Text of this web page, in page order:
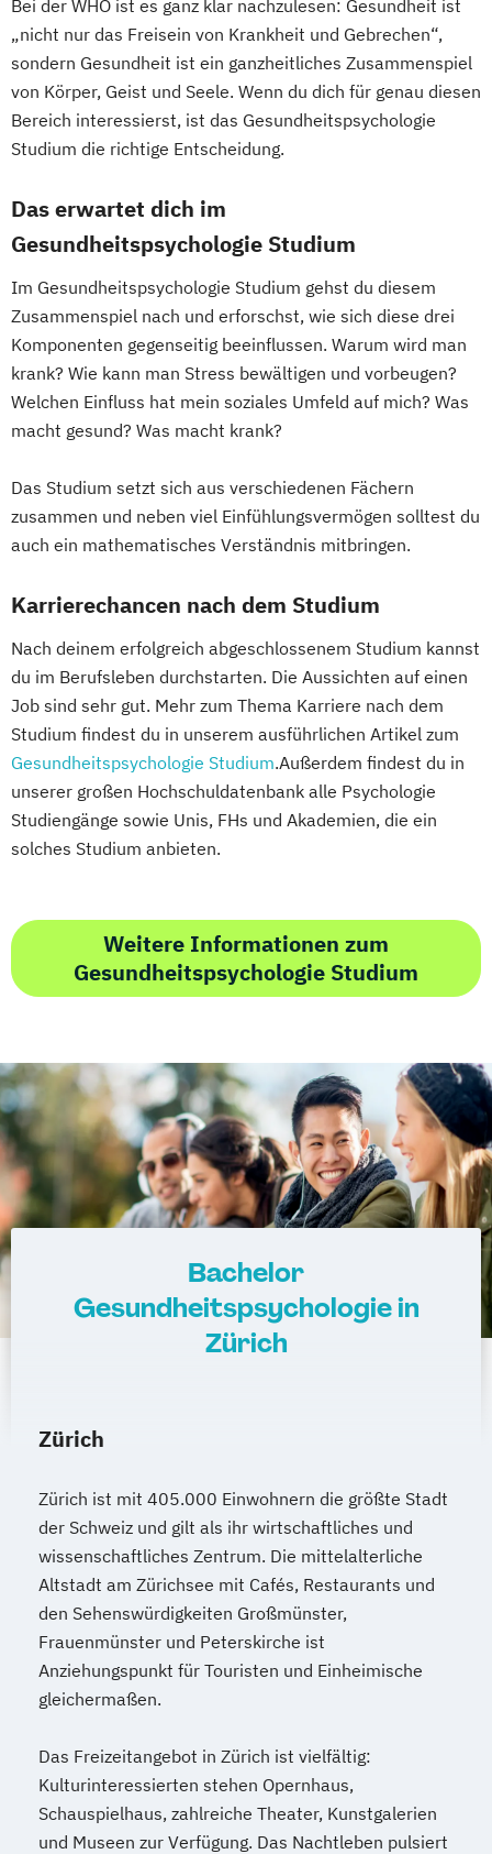
Bei der WHO ist es ganz klar nachzulesen: Gesundheit ist
„nicht nur das Freisein von Krankheit und Gebrechen“,
sondern Gesundheit ist ein ganzheitliches Zusammenspiel
von Körper, Geist und Seele. Wenn du dich für genau diesen
Bereich interessierst, ist das Gesundheitspsychologie
Studium die richtige Entscheidung.
Das erwartet dich im
Gesundheitspsychologie Studium
Im Gesundheitspsychologie Studium gehst du diesem
Zusammenspiel nach und erforschst, wie sich diese drei
Komponenten gegenseitig beeinflussen. Warum wird man
krank? Wie kann man Stress bewältigen und vorbeugen?
Welchen Einfluss hat mein soziales Umfeld auf mich? Was
macht gesund? Was macht krank?
Das Studium setzt sich aus verschiedenen Fächern
zusammen und neben viel Einfühlungsvermögen solltest du
auch ein mathematisches Verständnis mitbringen.
Karrierechancen nach dem Studium
Nach deinem erfolgreich abgeschlossenem Studium kannst
du im Berufsleben durchstarten. Die Aussichten auf einen
Job sind sehr gut. Mehr zum Thema Karriere nach dem
Studium findest du in unserem ausführlichen Artikel zum
Gesundheitspsychologie Studium.Außerdem findest du in
unserer großen Hochschuldatenbank alle Psychologie
Studiengänge sowie Unis, FHs und Akademien, die ein
solches Studium anbieten.
Weitere Informationen zum
Gesundheitspsychologie Studium
Bachelor
Gesundheitspsychologie in
Zürich
Zürich
Zürich ist mit 405.000 Einwohnern die größte Stadt
der Schweiz und gilt als ihr wirtschaftliches und
wissenschaftliches Zentrum. Die mittelalterliche
Altstadt am Zürichsee mit Cafés, Restaurants und
den Sehenswürdigkeiten Großmünster,
Frauenmünster und Peterskirche ist
Anziehungspunkt für Touristen und Einheimische
gleichermaßen.
Das Freizeitangebot in Zürich ist vielfältig:
Kulturinteressierten stehen Opernhaus,
Schauspielhaus, zahlreiche Theater, Kunstgalerien
und Museen zur Verfügung. Das Nachtleben pulsiert